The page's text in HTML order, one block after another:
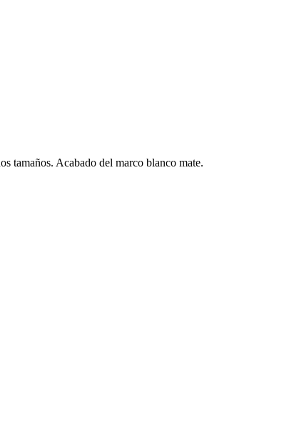
tamaños. Acabado del marco blanco mate.